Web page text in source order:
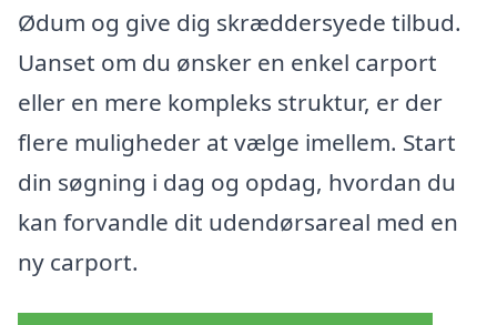
Ødum og give dig skræddersyede tilbud.
Uanset om du ønsker en enkel carport
eller en mere kompleks struktur, er der
flere muligheder at vælge imellem. Start
din søgning i dag og opdag, hvordan du
kan forvandle dit udendørsareal med en
ny carport.